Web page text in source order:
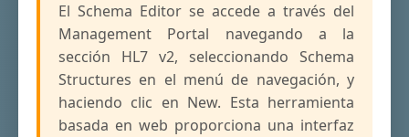
El Schema Editor se accede a través del
Management Portal navegando a la
sección HL7 v2, seleccionando Schema
Structures en el menú de navegación, y
haciendo clic en New. Esta herramienta
basada en web proporciona una interfaz